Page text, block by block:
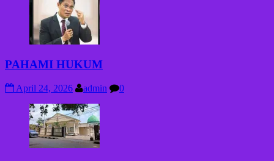
PAHAMI HUKUM
April 24, 2026 admin 0